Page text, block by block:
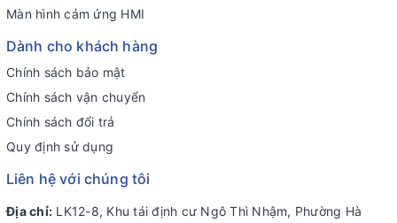
Màn hình cảm ứng HMI
Dành cho khách hàng
Chính sách bảo mật
Chính sách vận chuyển
Chính sách đổi trả
Quy định sử dụng
Liên hệ với chúng tôi
Địa chỉ: LK12-8, Khu tái định cư Ngô Thì Nhậm, Phường Hà